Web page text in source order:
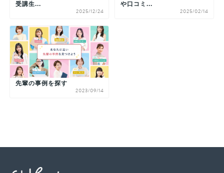
受講生...
2025/12/24
や口コミ...
2025/02/14
先輩の事例を探す
2023/09/14